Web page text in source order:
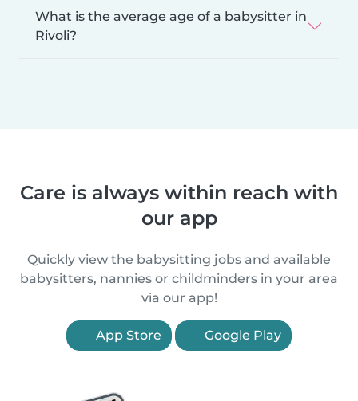
What is the average age of a babysitter in
Rivoli?
Care is always within reach with
our app
Quickly view the babysitting jobs and available
babysitters, nannies or childminders in your area
via our app!
App Store Google Play